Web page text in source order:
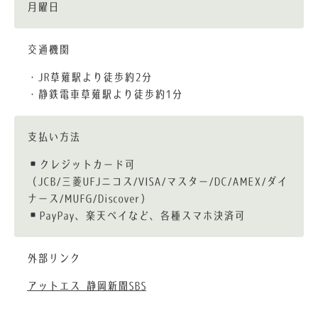
月曜日
交通機関
・JR草薙駅より徒歩約2分
・静鉄電車草薙駅より徒歩約1分
支払い方法
クレジットカード可
（JCB/三菱UFJニコス/VISA/マスター/DC/AMEX/ダイ
ナース/MUFG/Discover）
PayPay、楽天ペイなど、各種スマホ決済可
外部リンク
アットエス 静岡新聞SBS